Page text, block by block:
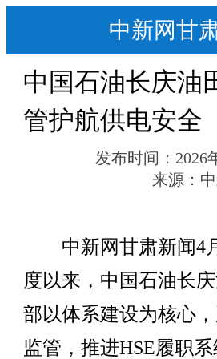
中新网甘
中国石油长庆油
管护航供电安全
发布时间： 2026
来源：
中新网甘肃新闻4
度以来，中国石油长
部以体系建设为核心
监管，推进HSE履职